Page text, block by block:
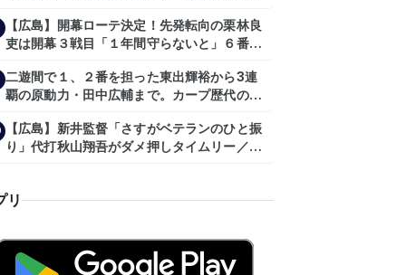
【広島】開幕ローテ決定！先発転向の栗林良
吏は開幕３戦目「１年間守らないと」６番手
二遊間で１、２番を担った東出輝裕から3連
覇の原動力・田中広輔まで。カープ歴代のシ
【広島】新井監督「さすがベテランのひと振
り」代打秋山翔吾がダメ押しタイムリー／一
リ